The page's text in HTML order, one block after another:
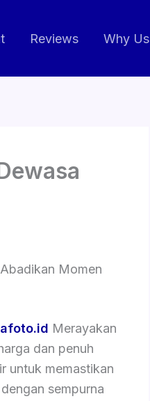
Reviews Why Us
Momen
Merayakan
dan penuh
untuk memastikan
sempurna